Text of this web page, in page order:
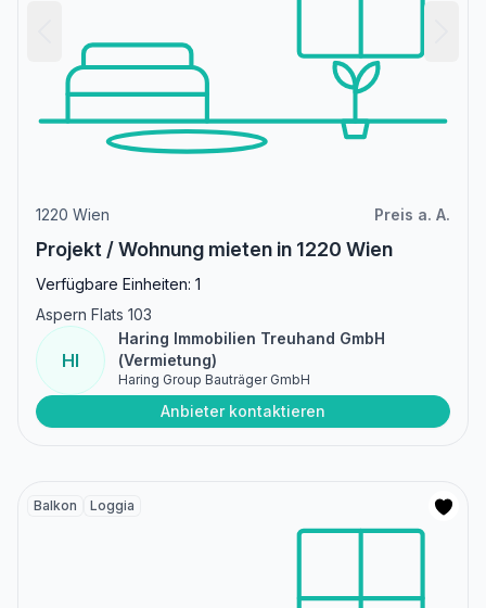
1220 Wien Preis a. A.
Projekt / Wohnung mieten in 1220 Wien
Verfügbare Einheiten: 1
Aspern Flats 103
HI
Haring Immobilien Treuhand GmbH
(Vermietung)
Haring Group Bauträger GmbH
Anbieter kontaktieren
Balkon Loggia